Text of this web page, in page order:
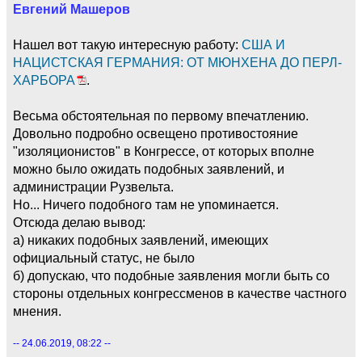
Евгений Машеров
Нашел вот такую интересную работу: США И
НАЦИСТСКАЯ ГЕРМАНИЯ: ОТ МЮНХЕНА ДО ПЕРЛ-
ХАРБОРА
.
Весьма обстоятельная по первому впечатлению.
Довольно подробно освещено противостояние
"изоляционистов" в Конгрессе, от которых вполне
можно было ожидать подобных заявлений, и
администрации Рузвельта.
Но... Ничего подобного там не упоминается.
Отсюда делаю вывод:
а) никаких подобных заявлений, имеющих
официальный статус, не было
б) допускаю, что подобные заявления могли быть со
стороны отдельных конгрессменов в качестве частного
мнения.
-- 24.06.2019, 08:22 --